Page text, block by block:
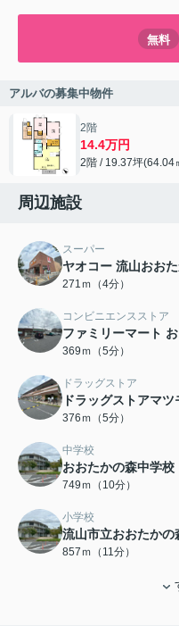
無料
アルバの募集中物件
2階
14.4万円
2階 / 19.37坪(64.04
周辺施設
スーパー
ヤオコー 流山おお
271ｍ（4分）
コンビニエンスストア
ファミリーマート
369ｍ（5分）
ドラッグストア
ドラッグストアマ
376ｍ（5分）
中学校
おおたかの森中学校
749ｍ（10分）
小学校
流山市立おおたかの
857ｍ（11分）